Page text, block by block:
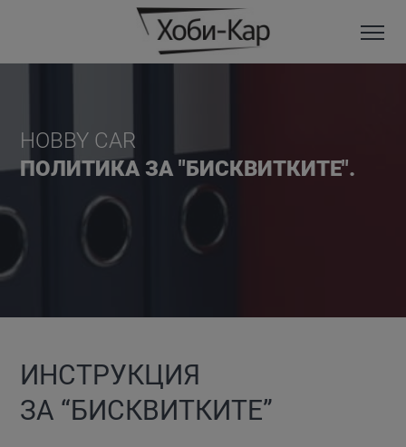
HOBBY CAR
ПОЛИТИКА ЗА "БИСКВИТКИТЕ".
ИНСТРУКЦИЯ
ЗА “БИСКВИТКИТЕ”